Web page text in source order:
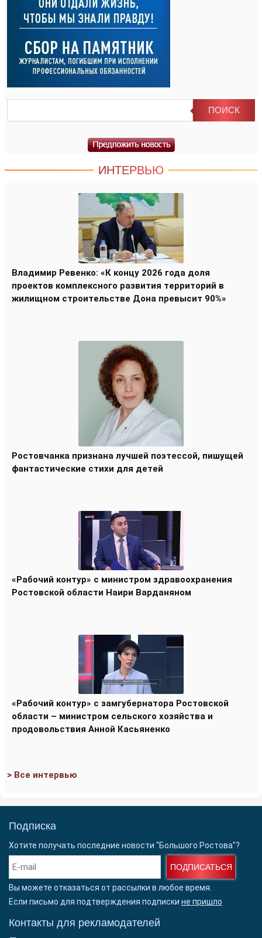
ИНТЕРВЬЮ
Владимир Ревенко: «К концу 2026 года доля
проектов комплексного развития территорий в
жилищном строительстве Дона превысит 90%»
Ростовчанка признана лучшей поэтессой, пишущей
фантастические стихи для детей
«Рабочий контур» с министром здравоохранения
Ростовской области Наири Варданяном
«Рабочий контур» с замгубернатора Ростовской
области – министром сельского хозяйства и
продовольствия Анной Касьяненко
> Все интервью
Подписка
Хотите получать последние новости "Большого Ростова"?
ПОДПИСАТЬСЯ
Вы можете отказаться от рассылки в любое время.
Если письмо для подтверждения подписки не пришло
Контакты для рекламодателей